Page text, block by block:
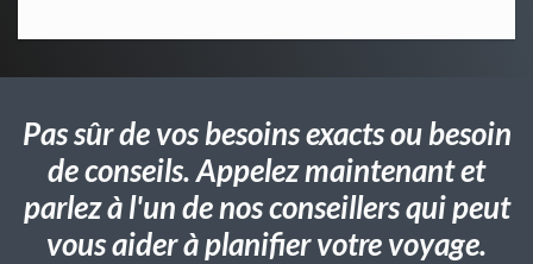
Pas sûr de vos besoins exacts ou besoin
de conseils. Appelez maintenant et
parlez à l'un de nos conseillers qui peut
vous aider à planifier votre voyage.